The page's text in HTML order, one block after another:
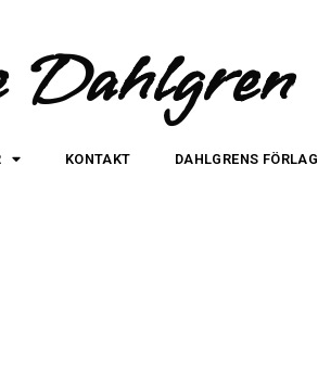
Dahlgren
KONTAKT DAHLGRENS FÖRLAG